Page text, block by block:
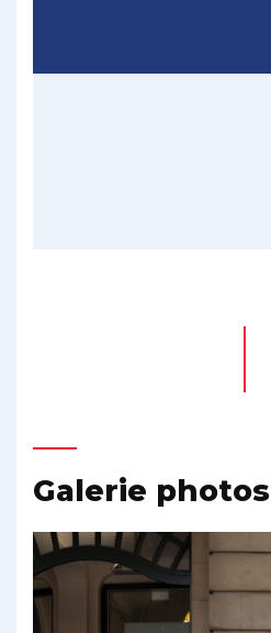
Galerie photos